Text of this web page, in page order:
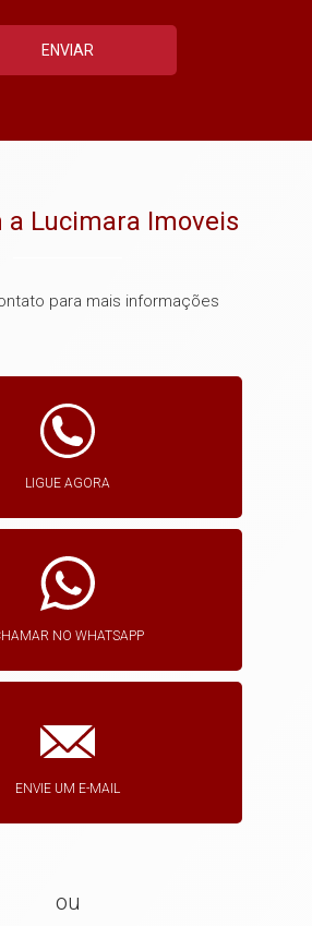
ENVIAR
a Lucimara Imoveis
para mais informações
LIGUE AGORA
NO WHATSAPP
ENVIE UM E-MAIL
ou